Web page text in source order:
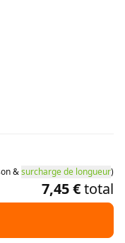
&surcharge de longueur)
7,45 €total